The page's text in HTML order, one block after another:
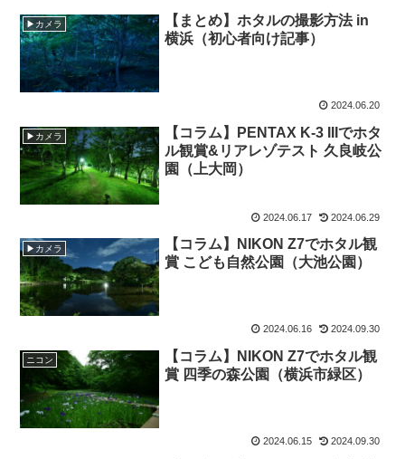
▶カメラ
【まとめ】ホタルの撮影方法 in
横浜（初心者向け記事）
2024.06.20
▶カメラ
【コラム】PENTAX K-3 IIIでホタ
ル観賞&リアレゾテスト 久良岐公
園（上大岡）
2024.06.17 2024.06.29
▶カメラ
【コラム】NIKON Z7でホタル観
賞 こども自然公園（大池公園）
2024.06.16 2024.09.30
ニコン
【コラム】NIKON Z7でホタル観
賞 四季の森公園（横浜市緑区）
2024.06.15 2024.09.30